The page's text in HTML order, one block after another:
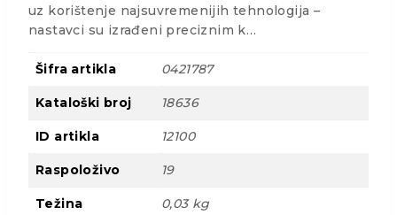
uz korištenje najsuvremenijih tehnologija –
nastavci su izrađeni preciznim k…
Šifra artikla 0421787
Kataloški broj 18636
ID artikla 12100
Raspoloživo 19
Težina 0,03 kg